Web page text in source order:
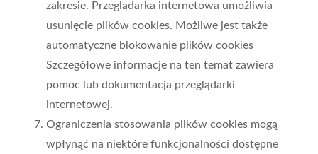
zakresie. Przeglądarka internetowa umożliwia
usunięcie plików cookies. Możliwe jest także
automatyczne blokowanie plików cookies
Szczegółowe informacje na ten temat zawiera
pomoc lub dokumentacja przeglądarki
internetowej.
Ograniczenia stosowania plików cookies mogą
wpłynąć na niektóre funkcjonalności dostępne